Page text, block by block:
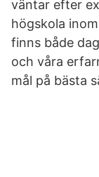
väntar efter
högskola
finns både
och våra
mål på bästa